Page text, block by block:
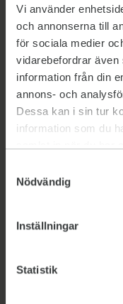
Vi använder
och annonserna till
för sociala medier
vidarebefordrar även
information från din
annons- och
Dessa kan i sin tur
information som du
Nödvändig
Inställningar
Statistik
Haverdalshallen
Skola / Idrottshall
Klövervägen 1C,
Våra tjänster
Hos Friskis
passar både